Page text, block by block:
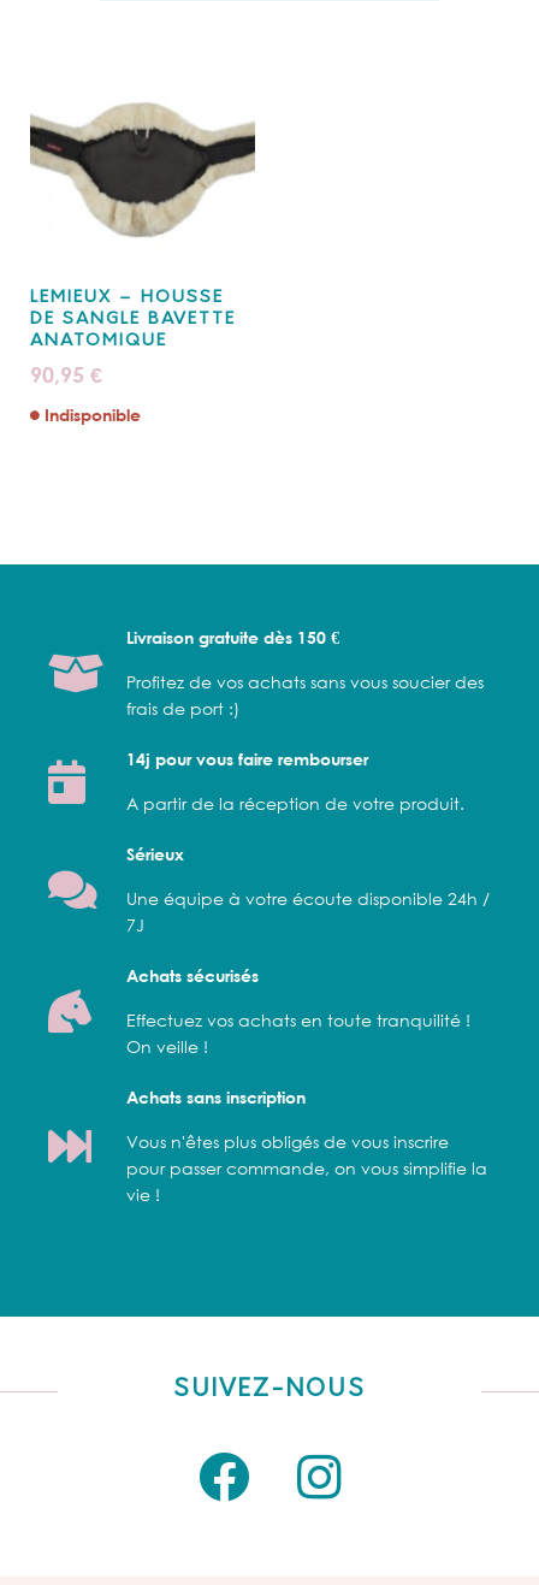
LEMIEUX – HOUSSE
DE SANGLE BAVETTE
ANATOMIQUE
90,95 €
Indisponible
Livraison gratuite dès 150 €
Profitez de vos achats sans vous soucier des
frais de port :)
14j pour vous faire rembourser
A partir de la réception de votre produit.
Sérieux
Une équipe à votre écoute disponible 24h /
7J
Achats sécurisés
Effectuez vos achats en toute tranquilité !
On veille !
Achats sans inscription
Vous n'êtes plus obligés de vous inscrire
pour passer commande, on vous simplifie la
vie !
SUIVEZ-NOUS